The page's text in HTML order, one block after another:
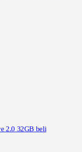
2.0 32GB beli